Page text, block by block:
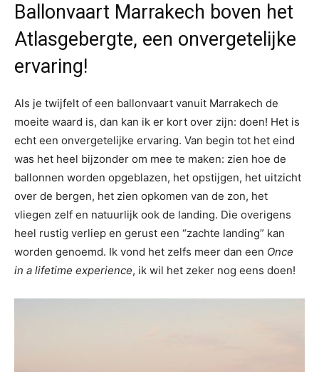
Ballonvaart Marrakech boven het
Atlasgebergte, een onvergetelijke
ervaring!
Als je twijfelt of een ballonvaart vanuit Marrakech de
moeite waard is, dan kan ik er kort over zijn: doen! Het is
echt een onvergetelijke ervaring. Van begin tot het eind
was het heel bijzonder om mee te maken: zien hoe de
ballonnen worden opgeblazen, het opstijgen, het uitzicht
over de bergen, het zien opkomen van de zon, het
vliegen zelf en natuurlijk ook de landing. Die overigens
heel rustig verliep en gerust een “zachte landing” kan
worden genoemd. Ik vond het zelfs meer dan een Once
in a lifetime experience, ik wil het zeker nog eens doen!